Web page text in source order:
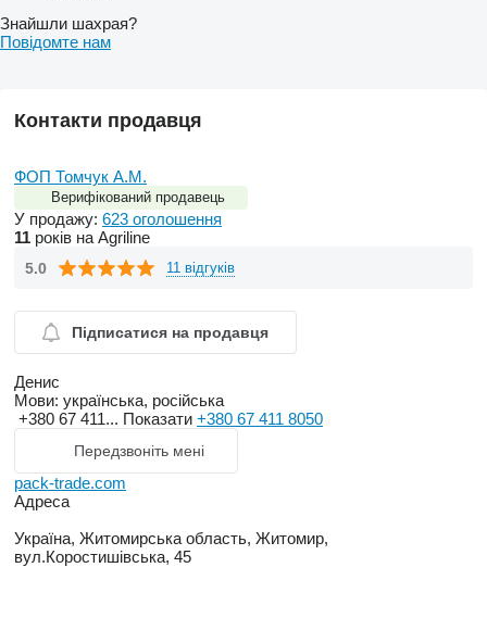
Знайшли шахрая?
Повідомте нам
Контакти продавця
ФОП Томчук А.М.
Верифікований продавець
У продажу: 623 оголошення
11 років на Agriline
5.0 11 відгуків
Підписатися на продавця
Денис
Мови: українська, російська
+380 67 411... Показати +380 67 411 8050
Передзвоніть мені
pack-trade.com
Адреса
Україна, Житомирська область, Житомир,
вул.Коростишівська, 45